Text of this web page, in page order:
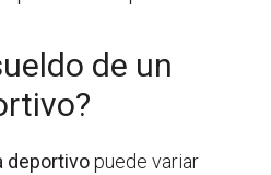
de un
deportivopuede variar